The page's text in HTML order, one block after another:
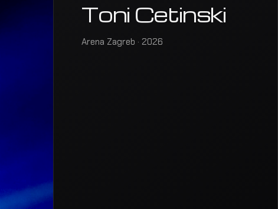
Toni Cetinski
Arena Zagreb · 2026